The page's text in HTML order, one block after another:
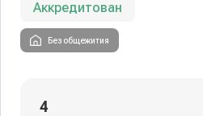
Аккредитован
Без общежития
4